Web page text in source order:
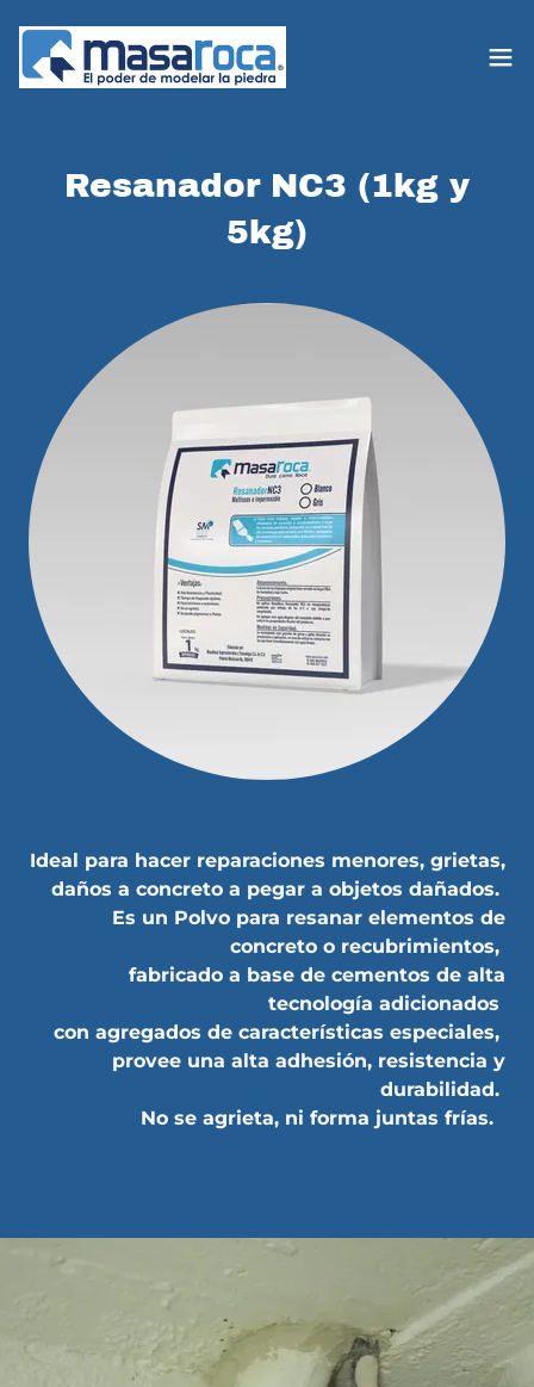
Resanador NC3 (1kg y
5kg)
Ideal para hacer reparaciones menores, grietas,
daños a concreto a pegar a objetos dañados.
Es un Polvo para resanar elementos de
concreto o recubrimientos,
fabricado a base de cementos de alta
tecnología adicionados
con agregados de características especiales,
provee una alta adhesión, resistencia y
durabilidad.
No se agrieta, ni forma juntas frías.